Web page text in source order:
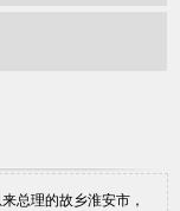
总理的故乡淮安市，